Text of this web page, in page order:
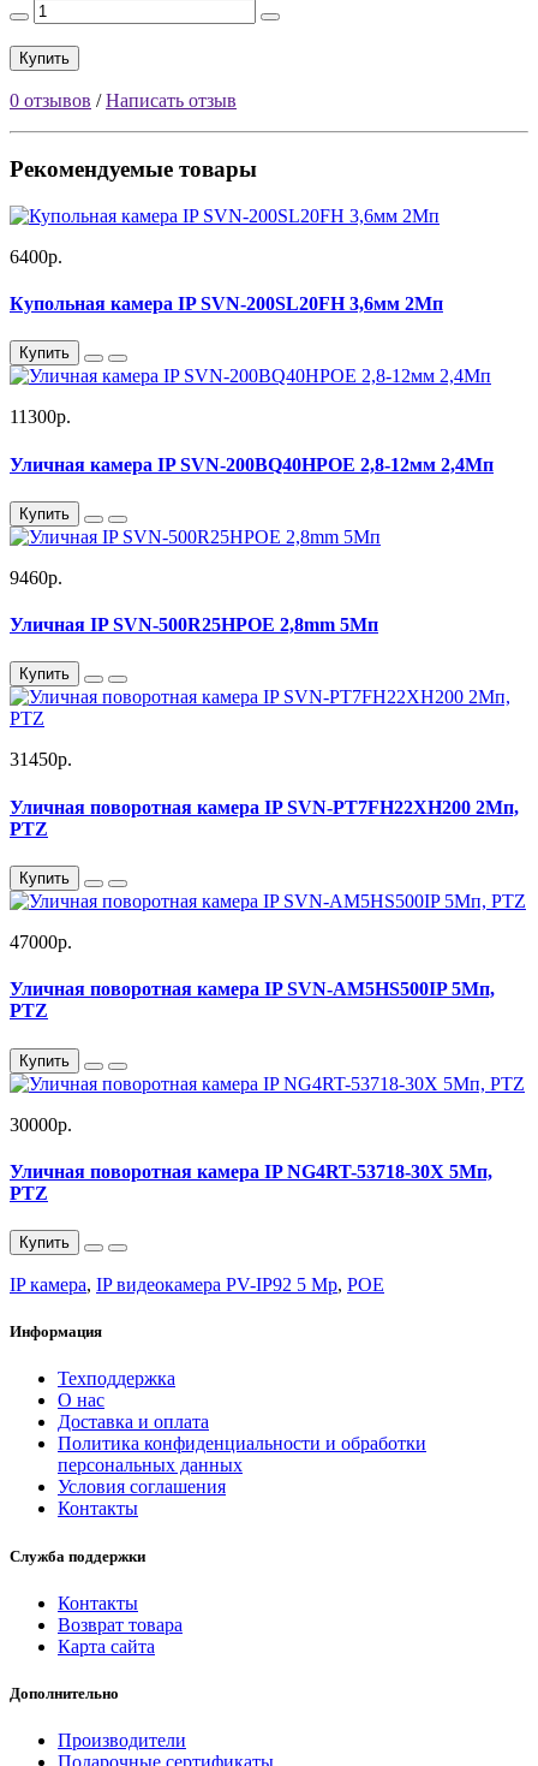
Купить
0 отзывов /Написать отзыв
Рекомендуемые товары
6400р.
Купольная камера IP SVN-200SL20FH 3,6мм 2Мп
Купить
11300р.
Уличная камера IP SVN-200BQ40HPOE 2,8-12мм 2,4Мп
Купить
9460р.
Уличная IP SVN-500R25HPOE 2,8mm 5Мп
Купить
31450р.
Уличная поворотная камера IP SVN-PT7FH22XH200 2Мп,
PTZ
Купить
47000р.
Уличная поворотная камера IP SVN-AM5HS500IP 5Мп,
PTZ
Купить
30000р.
Уличная поворотная камера IP NG4RT-53718-30X 5Мп,
PTZ
Купить
IP камера, IP видеокамера PV-IP92 5 Mp, POE
Информация
Техподдержка
О нас
Доставка и оплата
Политика конфиденциальности и обработки
персональных данных
Условия соглашения
Контакты
Служба поддержки
Контакты
Возврат товара
Карта сайта
Дополнительно
Производители
Подарочные сертификаты